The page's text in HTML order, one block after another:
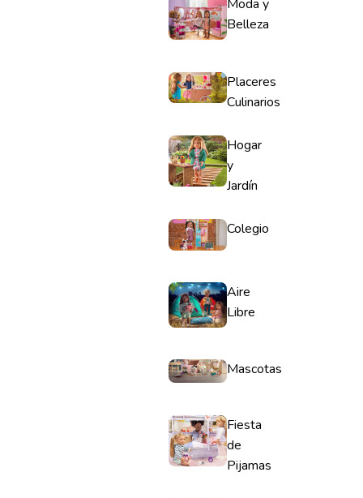
Moda y
Belleza
Placeres
Culinarios
Hogar
y
Jardín
Colegio
Aire
Libre
Mascotas
Fiesta
de
Pijamas